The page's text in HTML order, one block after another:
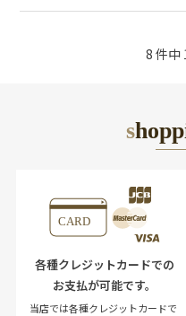
8 件中
各種クレジットカードでの
お支払が可能です。
当店では各種クレジットカードで